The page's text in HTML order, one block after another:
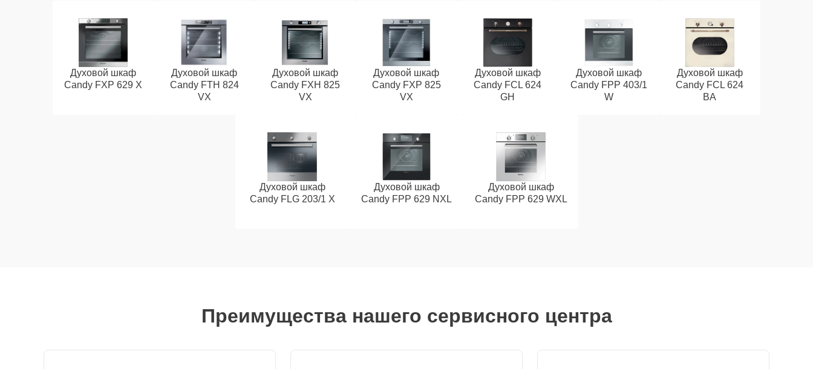
Духовой шкаф
Candy FXP 629 X
Духовой шкаф
Candy FTH 824
VX
Духовой шкаф
Candy FXH 825
VX
Духовой шкаф
Candy FXP 825
VX
Духовой шкаф
Candy FCL 624
GH
Духовой шкаф
Candy FPP 403/1
W
Духовой шкаф
Candy FCL 624
BA
Духовой шкаф
Candy FLG 203/1 X
Духовой шкаф
Candy FPP 629 NXL
Духовой шкаф
Candy FPP 629 WXL
Преимущества нашего сервисного центра